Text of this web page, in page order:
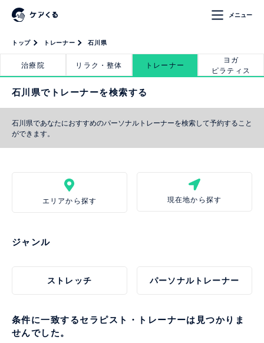
メニュー
トップ トレーナー 石川県
治療院 リラク・整体 トレーナー
ヨガ
ピラティス
石川県でトレーナーを検索する
石川県であなたにおすすめのパーソナルトレーナーを検索して予約すること
ができます。
エリアから探す 現在地から探す
ジャンル
ストレッチ パーソナルトレーナー
条件に一致するセラピスト・トレーナーは見つかりま
せんでした。